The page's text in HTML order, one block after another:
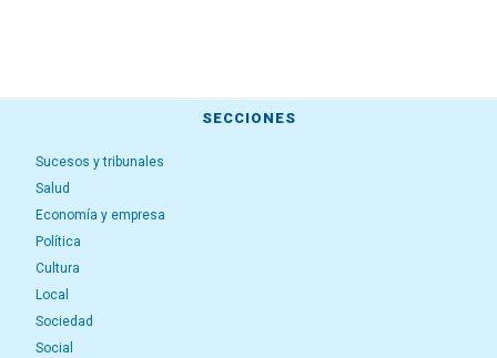
SECCIONES
Sucesos y tribunales
Salud
Economía y empresa
Política
Cultura
Local
Sociedad
Social